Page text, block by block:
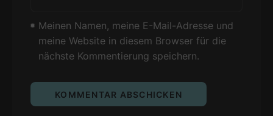
Meinen Namen, meine E-Mail-Adresse und
meine Website in diesem Browser für die
nächste Kommentierung speichern.